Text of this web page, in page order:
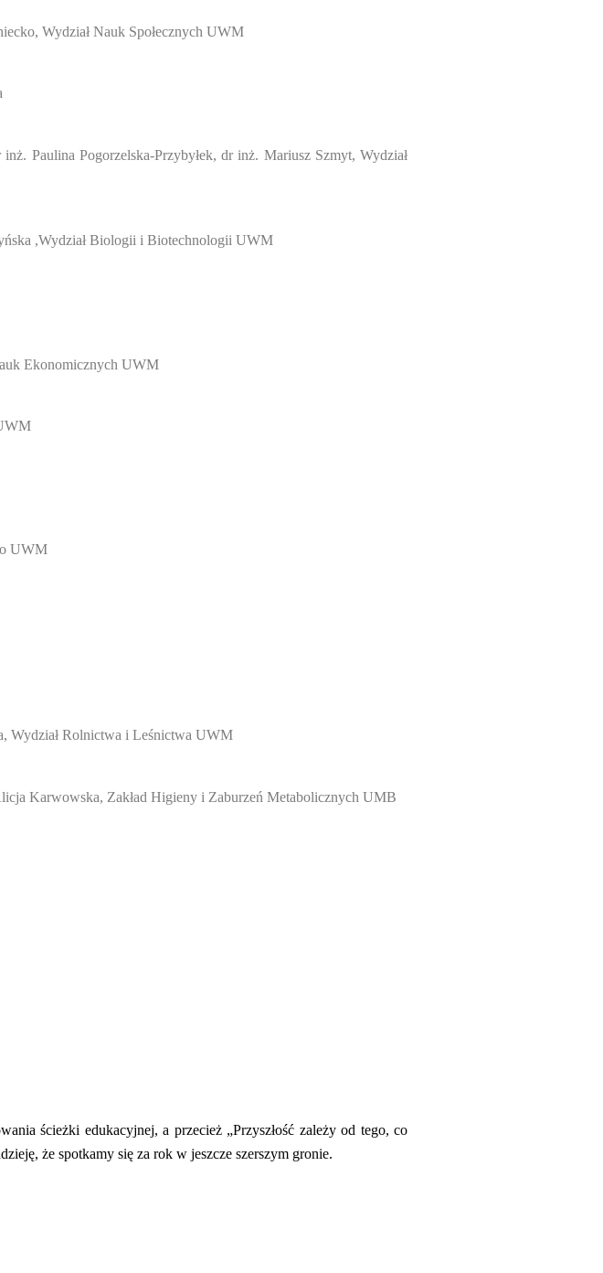
Wydział Nauk Społecznych UWM
Paulina Pogorzelska-Przybyłek, dr inż. Mariusz Szmyt, Wydział
,Wydział Biologii i Biotechnologii UWM
Ekonomicznych UWM
UWM
Wydział Rolnictwa i Leśnictwa UWM
Karwowska, Zakład Higieny i Zaburzeń Metabolicznych UMB
ścieżki edukacyjnej, a przecież „Przyszłość zależy od tego, co
że spotkamy się za rok w jeszcze szerszym gronie.